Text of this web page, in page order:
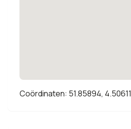
Coördinaten: 51.85894, 4.50611